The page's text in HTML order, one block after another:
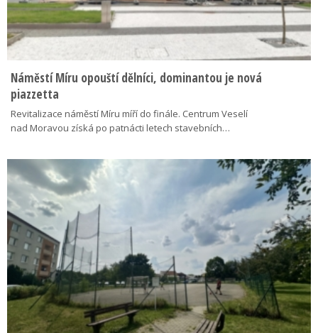
Náměstí Míru opouští dělníci, dominantou je nová
piazzetta
Revitalizace náměstí Míru míří do finále. Centrum Veselí
nad Moravou získá po patnácti letech stavebních…